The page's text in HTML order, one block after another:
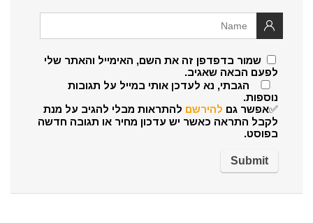
שמור בדפדפן זה את השם, האימייל והאתר שלי
לפעם הבאה שאגיב.
הגבתי, נא לעדכן אותי במייל על תגובות
נוספות.
✅אפשר גם להירשם להתראות מבלי להגיב על מנת
לקבל התראה כאשר יש עדכון מחיר או תגובה חדשה
בפוסט.